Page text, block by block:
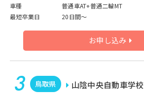
車種
普通車AT+普通二輪MT
最短卒業日
20日間～
お申し込み
鳥取県
山陰中央自動車学校